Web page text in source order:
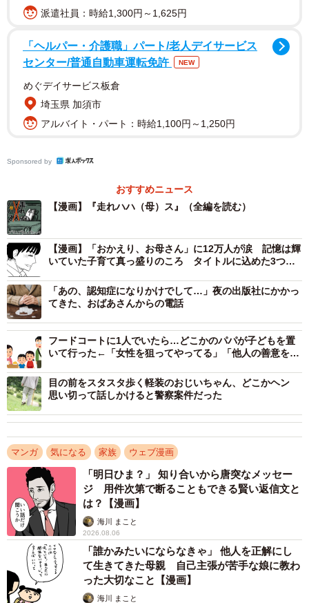
母はすぐさま立ち上がり、ゆうさんの元に駆けつけようと
準備を進めます。そんな母のもとにゆうさんから追加のメ
ッセージが届きます。メッセージには「手持ちの現金が千
円しかないから治療費を貸してほしい」というもので、母
はこのお願いにもすぐさま対応するように現金も用意する
調理中に指をザックリ切ったとメールが（ゆう｜ノープロブレムキャッ
トさん提供）
さらに、ゆうさんを病院に運んでくれた義理の母（ゆうさ
んの夫の母）へのお礼の手土産として、自宅の畑で育てた
新鮮なきゅうりを手に、娘のもとへ急いで駆けつけます。
同作の読者からは「お母さんが心配になる気持ちも走り回
る気持ちもよくわかります」「聞いただけで痛い」などゆ
うさんを心配する声が多数寄せられています。当時の詳し
い状況について、作者のゆう｜ノープロブレムキャットさ
んに話を聞きました。
派遣社員：時給1,300円～1,625円
「ヘルパー・介護職」パート/老人デイサービス
センター/普通自動車運転免許
NEW
めぐデイサービス板倉
埼玉県 加須市
アルバイト・パート：時給1,100円～1,250円
Sponsored by
おすすめニュース
【漫画】『走れハハ（母）ス』（全編を読む）
【漫画】「おかえり、お母さん」に12万人が涙 記憶は輝
いていた子育て真っ盛りのころ タイトルに込めた3つの
「あの、認知症になりかけでして…」夜の出版社にかかっ
てきた、おばあさんからの電話
フードコートに1人でいたら…どこかのパパが子どもを置
いて行った←「女性を狙ってやってる」「他人の善意を頼
目の前をスタスタ歩く軽装のおじいちゃん、どこかヘン
思い切って話しかけると警察案件だった
マンガ 気になる 家族 ウェブ漫画
「明日ひま？」 知り合いから唐突なメッセー
ジ 用件次第で断ることもできる賢い返信文と
は？【漫画】
海川 まこと
2026.08.06
「誰かみたいにならなきゃ」 他人を正解にし
て生きてきた母親 自己主張が苦手な娘に教わ
った大切なこと【漫画】
海川 まこと